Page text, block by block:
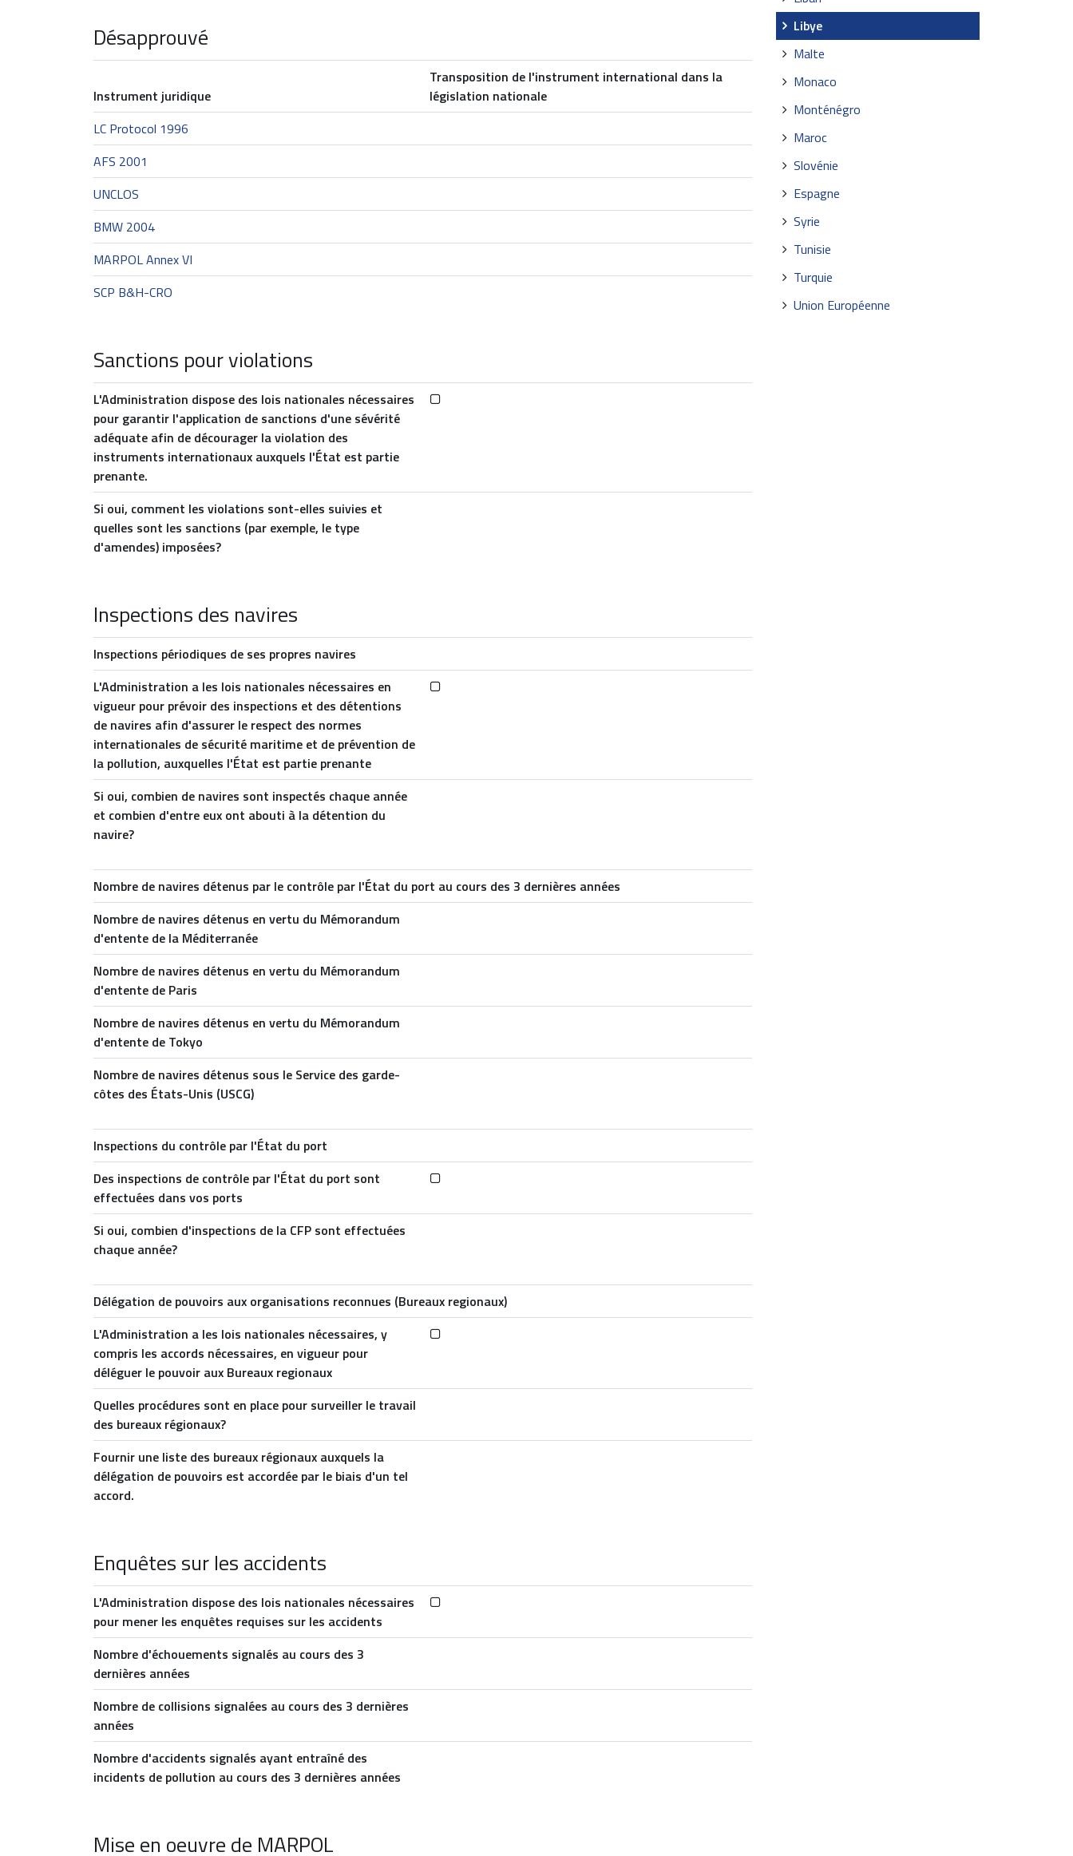
Désapprouvé
Instrument juridique
Transposition de l'instrument international dans la
législation nationale
LC Protocol 1996
AFS 2001
UNCLOS
BMW 2004
MARPOL Annex VI
SCP B&H-CRO
Sanctions pour violations
L'Administration dispose des lois nationales nécessaires
pour garantir l'application de sanctions d'une sévérité
adéquate afin de décourager la violation des
instruments internationaux auxquels l'État est partie
prenante.
Si oui, comment les violations sont-elles suivies et
quelles sont les sanctions (par exemple, le type
d'amendes) imposées?
Inspections des navires
Inspections périodiques de ses propres navires
L'Administration a les lois nationales nécessaires en
vigueur pour prévoir des inspections et des détentions
de navires afin d'assurer le respect des normes
internationales de sécurité maritime et de prévention de
la pollution, auxquelles l'État est partie prenante
Si oui, combien de navires sont inspectés chaque année
et combien d'entre eux ont abouti à la détention du
navire?
Nombre de navires détenus par le contrôle par l'État du port au cours des 3 dernières années
Nombre de navires détenus en vertu du Mémorandum
d'entente de la Méditerranée
Nombre de navires détenus en vertu du Mémorandum
d'entente de Paris
Nombre de navires détenus en vertu du Mémorandum
d'entente de Tokyo
Nombre de navires détenus sous le Service des garde-
côtes des États-Unis (USCG)
Inspections du contrôle par l'État du port
Des inspections de contrôle par l'État du port sont
effectuées dans vos ports
Si oui, combien d'inspections de la CFP sont effectuées
chaque année?
Délégation de pouvoirs aux organisations reconnues (Bureaux regionaux)
L'Administration a les lois nationales nécessaires, y
compris les accords nécessaires, en vigueur pour
déléguer le pouvoir aux Bureaux regionaux
Quelles procédures sont en place pour surveiller le travail
des bureaux régionaux?
Fournir une liste des bureaux régionaux auxquels la
délégation de pouvoirs est accordée par le biais d'un tel
accord.
Enquêtes sur les accidents
L'Administration dispose des lois nationales nécessaires
pour mener les enquêtes requises sur les accidents
Nombre d'échouements signalés au cours des 3
dernières années
Nombre de collisions signalées au cours des 3 dernières
années
Nombre d'accidents signalés ayant entraîné des
incidents de pollution au cours des 3 dernières années
Mise en oeuvre de MARPOL
Libye
Malte
Monaco
Monténégro
Maroc
Slovénie
Espagne
Syrie
Tunisie
Turquie
Union Européenne